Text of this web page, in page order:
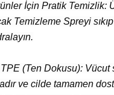
İçin Pratik Temizlik:
Temizleme Spreyi
(Ten Dokusu): Vücut
ve cilde tamamen